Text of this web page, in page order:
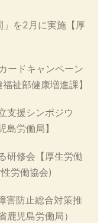
を2月に実施【厚
ードキャンペーン
祉部健康増進課】
支援シンポジウ
労働局】
研修会【厚生労働
労働協会)
害防止総合対策推
児島労働局）